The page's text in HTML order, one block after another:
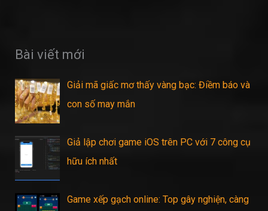
Bài viết mới
Giải mã giấc mơ thấy vàng bạc: Điềm báo và
con số may mắn
Giả lập chơi game iOS trên PC với 7 công cụ
hữu ích nhất
Game xếp gạch online: Top gây nghiện, càng